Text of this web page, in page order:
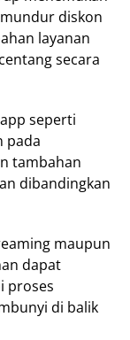
diskon
layanan
secara
seperti
pada
tambahan
dibandingkan
maupun
dapat
proses
di balik